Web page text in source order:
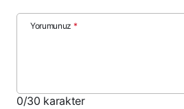
Yorumunuz *
0/30 karakter